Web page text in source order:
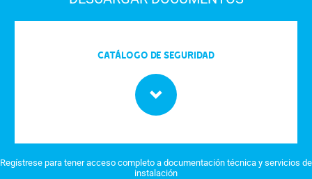
Catálogo de seguridad
Regístrese para tener acceso completo a documentación técnica y servicios de
instalación